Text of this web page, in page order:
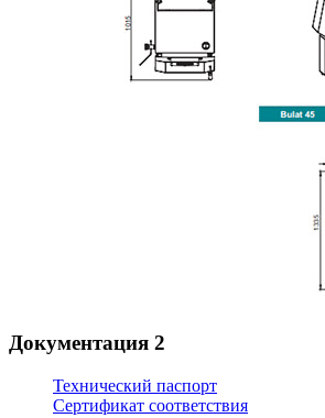
Документация 2
Технический паспорт
Сертификат соответствия